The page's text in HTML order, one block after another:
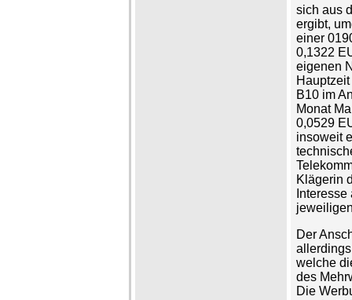
sich aus
ergibt,
einer
0,1322
eigenen
B10 im
Monat
0,0529
insoweit
Klägerin
Der
welche
des
Die